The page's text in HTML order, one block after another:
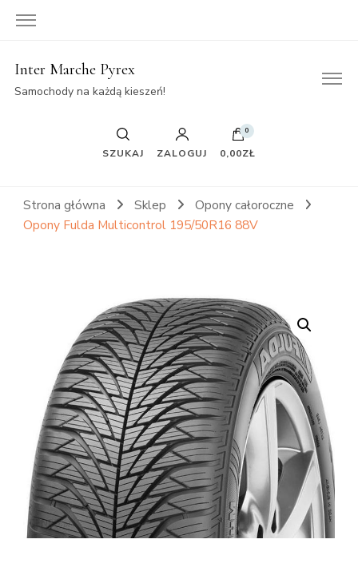
Inter Marche Pyrex
Samochody na każdą kieszeń!
SZUKAJ ZALOGUJ
0
0,00ZŁ
Strona główna Sklep
Opony całoroczne
Opony Fulda Multicontrol 195/50R16 88V